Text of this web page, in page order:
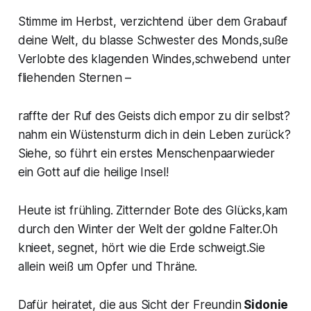
Stimme im Herbst, verzichtend über dem Grabauf
deine Welt, du blasse Schwester des Monds,suße
Verlobte des klagenden Windes,schwebend unter
fliehenden Sternen –
raffte der Ruf des Geists dich empor zu dir selbst?
nahm ein Wüstensturm dich in dein Leben zurück?
Siehe, so führt ein erstes Menschenpaarwieder
ein Gott auf die heilige Insel!
Heute ist frühling. Zitternder Bote des Glücks,kam
durch den Winter der Welt der goldne Falter.Oh
knieet, segnet, hört wie die Erde schweigt.Sie
allein weiß um Opfer und Thräne.
Dafür heiratet, die aus Sicht der FreundinSidonie